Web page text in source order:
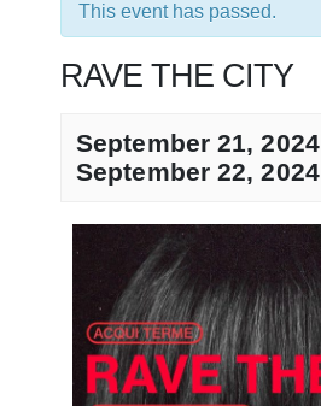
This event has passed.
RAVE THE CITY
September 21, 2024
September 22, 2024